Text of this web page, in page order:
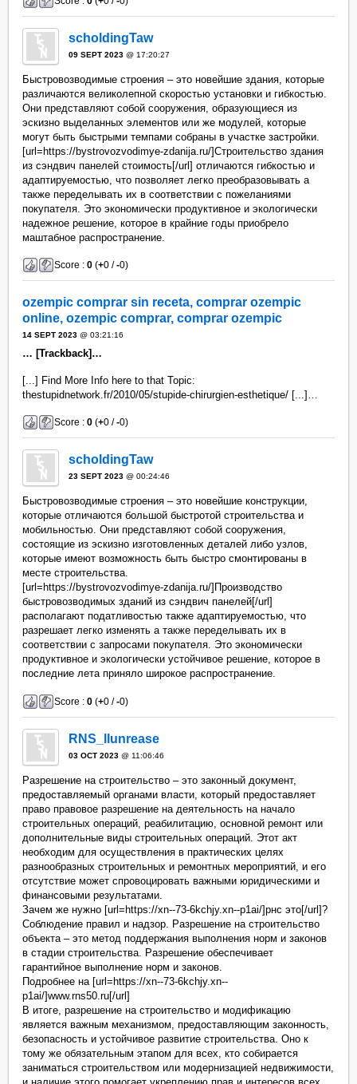
scholdingTaw
09 SEPT 2023 @ 17:20:27
Быстровозводимые строения – это новейшие здания, которые
различаются великолепной скоростью установки и гибкостью.
Они представляют собой сооружения, образующиеся из
эскизно выделанных элементов или же модулей, которые
могут быть быстрыми темпами собраны в участке застройки.
[url=https://bystrovozvodimye-zdanija.ru/]Строительство здания
из сэндвич панелей стоимость[/url] отличаются гибкостью и
адаптируемостью, что позволяет легко преобразовывать а
также переделывать их в соответствии с пожеланиями
покупателя. Это экономически продуктивное и экологически
надежное решение, которое в крайние годы приобрело
маштабное распространение.
Score :0 (+0 /-0)
ozempic comprar sin receta, comprar ozempic
online, ozempic comprar, comprar ozempic
14 SEPT 2023 @ 03:21:16
… [Trackback]…
[...] Find More Info here to that Topic:
thestupidnetwork.fr/2010/05/stupide-chirurgien-esthetique/ [...]…
Score :0 (+0 /-0)
scholdingTaw
23 SEPT 2023 @ 00:24:46
Быстровозводимые строения – это новейшие конструкции,
которые отличаются большой быстротой строительства и
мобильностью. Они представляют собой сооружения,
состоящие из эскизно изготовленных деталей либо узлов,
которые имеют возможность быть быстро смонтированы в
месте строительства.
[url=https://bystrovozvodimye-zdanija.ru/]Производство
быстровозводимых зданий из сэндвич панелей[/url]
располагают податливостью также адаптируемостью, что
разрешает легко изменять а также переделывать их в
соответствии с запросами покупателя. Это экономически
продуктивное и экологически устойчивое решение, которое в
последние лета приняло широкое распространение.
Score :0 (+0 /-0)
RNS_llunrease
03 OCT 2023 @ 11:06:46
Разрешение на строительство – это законный документ,
предоставляемый органами власти, который предоставляет
право правовое разрешение на деятельность на начало
строительных операций, реабилитацию, основной ремонт или
дополнительные виды строительных операций. Этот акт
необходим для осуществления в практических целях
разнообразных строительных и ремонтных мероприятий, и его
отсутствие может спровоцировать важными юридическими и
финансовыми результатами.
Зачем же нужно [url=https://xn--73-6kchjy.xn--p1ai/]рнс это[/url]?
Соблюдение правил и надзор. Разрешение на строительство
объекта – это метод поддержания выполнения норм и законов
в стадии строительства. Разрешение обеспечивает
гарантийное выполнение норм и законов.
Подробнее на [url=https://xn--73-6kchjy.xn--
p1ai/]www.rns50.ru[/url]
В итоге, разрешение на строительство и модификацию
является важным механизмом, предоставляющим законность,
безопасность и устойчивое развитие строительства. Оно к
тому же обязательным этапом для всех, кто собирается
заниматься строительством или модернизацией недвижимости,